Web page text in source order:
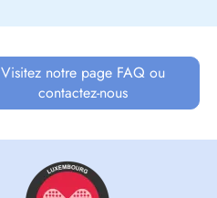
Visitez notre page FAQ ou
contactez-nous